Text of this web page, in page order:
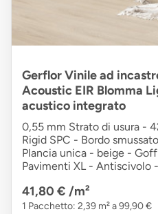
Gerflor Vinile ad
Acoustic EIR Blomma
acustico integrato
0,55 mm Strato di usura -
Rigid SPC - Bordo
Plancia unica - beige -
Pavimenti XL - Antiscivolo
41,80 € /m²
1 Pacchetto: 2,39 m² a 99,90 €